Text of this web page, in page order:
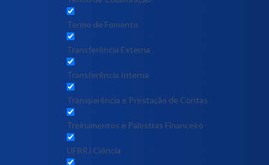
Termo de Fomento
Transferência Externa
Transferência Interna
Transparência e Prestação de Contas
Treinamentos e Palestras Financeiro
UFRRJ Ciência